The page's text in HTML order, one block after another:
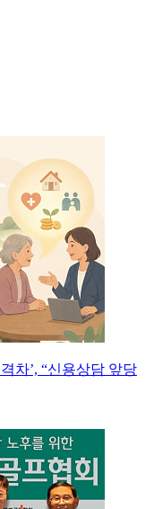
차’, “신용상담 앞당